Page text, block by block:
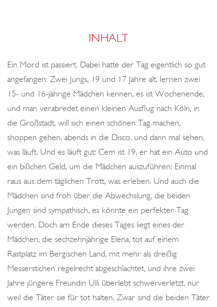
G
N
E
R
S
INHALT
Ein Mord ist passiert. Dabei hatte der Tag eigentlich so gut
angefangen: Zwei Jungs, 19 und 17 Jahre alt, lernen zwei
15- und 16-jährige Mädchen kennen, es ist Wochenende,
und man verabredet einen kleinen Ausflug nach Köln, in
die Großstadt, will sich einen schönen Tag machen,
shoppen gehen, abends in die Disco, und dann mal sehen,
was läuft. Und es läuft gut: Cem ist 19, er hat ein Auto und
ein bißchen Geld, um die Mädchen auszuführen: Einmal
raus aus dem täglichen Trott, was erleben. Und auch die
Mädchen sind froh über die Abwechslung, die beiden
Jungen sind sympathisch, es könnte ein perfekter Tag
werden. Doch am Ende dieses Tages liegt eines der
Mädchen, die sechzehnjährige Elena, tot auf einem
Rastplatz im Bergischen Land, mit mehr als dreißig
Messerstichen regelrecht abgeschlachtet, und ihre zwei
Jahre jüngere Freundin Ulli überlebt schwerverletzt, nur
weil die Täter sie für tot halten. Zwar sind die beiden Täter